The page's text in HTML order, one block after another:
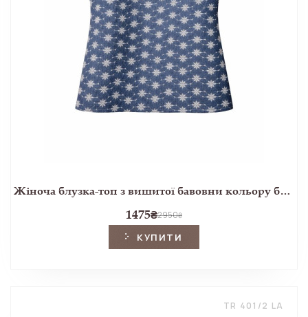
Жіноча блузка-топ з вишитої бавовни кольору блакитний денім
1475₴2950₴
КУПИТИ
TR 401/2 LA